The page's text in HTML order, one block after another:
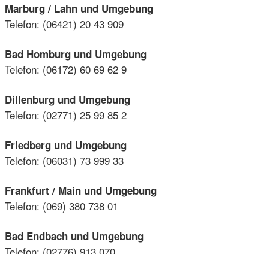
Marburg / Lahn und Umgebung
Telefon: (06421) 20 43 909
Bad Homburg und Umgebung
Telefon: (06172) 60 69 62 9
Dillenburg und Umgebung
Telefon: (02771) 25 99 85 2
Friedberg und Umgebung
Telefon: (06031) 73 999 33
Frankfurt / Main und Umgebung
Telefon: (069) 380 738 01
Bad Endbach und Umgebung